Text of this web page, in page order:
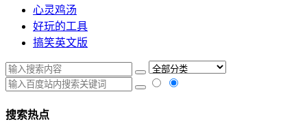
心灵鸡汤
好玩的工具
搞笑英文版
搜索热点